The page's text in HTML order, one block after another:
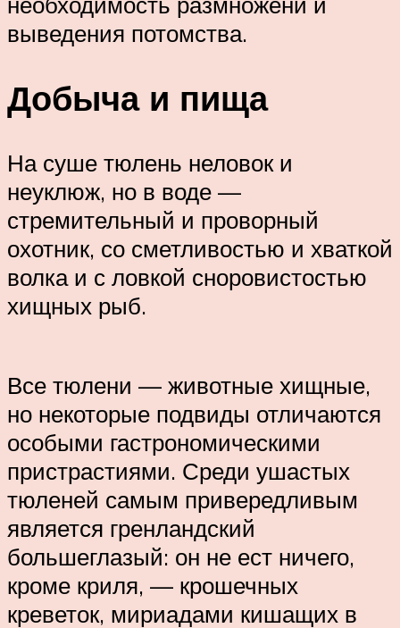
выведения потомства.
Добыча и пища
На суше тюлень неловок и
неуклюж, но в воде —
стремительный и проворный
охотник, со сметливостью и хваткой
волка и с ловкой сноровистостью
хищных рыб.
Все тюлени — животные хищные,
но некоторые подвиды отличаются
особыми гастрономическими
пристрастиями. Среди ушастых
тюленей самым привередливым
является гренландский
большеглазый: он не ест ничего,
кроме криля, — крошечных
креветок, мириадами кишащих в